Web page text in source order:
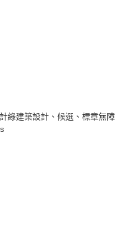
綠建築設計、候選、標章無障